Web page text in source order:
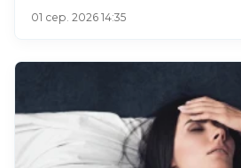
01 сер. 2026 14:35